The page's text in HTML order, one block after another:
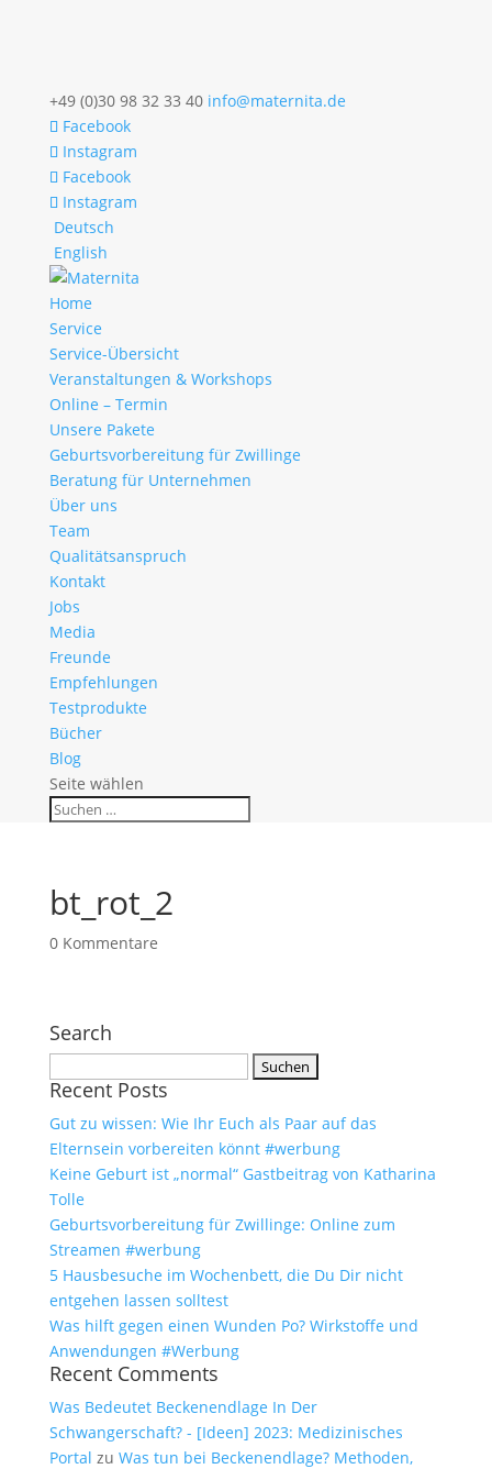
+49 (0)30 98 32 33 40 info@maternita.de
Facebook
Instagram
Facebook
Instagram
Deutsch
English
Home
Service
Service-Übersicht
Veranstaltungen & Workshops
Online – Termin
Unsere Pakete
Geburtsvorbereitung für Zwillinge
Beratung für Unternehmen
Über uns
Team
Qualitätsanspruch
Kontakt
Jobs
Media
Freunde
Empfehlungen
Testprodukte
Bücher
Blog
Seite wählen
bt_rot_2
0 Kommentare
Search
nach:
Recent Posts
Gut zu wissen: Wie Ihr Euch als Paar auf das
Elternsein vorbereiten könnt #werbung
Keine Geburt ist „normal“ Gastbeitrag von Katharina
Tolle
Geburtsvorbereitung für Zwillinge: Online zum
Streamen #werbung
5 Hausbesuche im Wochenbett, die Du Dir nicht
entgehen lassen solltest
Was hilft gegen einen Wunden Po? Wirkstoffe und
Anwendungen #Werbung
Recent Comments
Was Bedeutet Beckenendlage In Der
Schwangerschaft? - [Ideen] 2023: Medizinisches
Portal zu Was tun bei Beckenendlage? Methoden,